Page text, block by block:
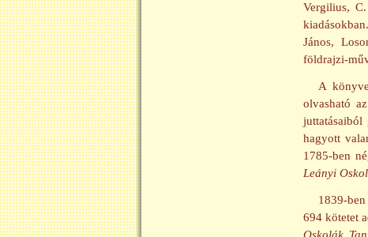
Vergilius,
János,
földrajzi-
A
olvasható
hagyott
1785-ben
Leányi
1839-
694 kötetet